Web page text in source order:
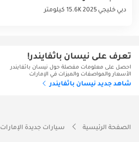
دبي خليجي 202515.6K كيلومتر
تعرف على نيسان باثفايندر!
احصل على معلومات مفصلة حول نيسان باثفايندر
الأسعار والمواصفات والميزات في الإمارات
شاهد جديد نيسان باثفايندر
الصفحة الرئيسية سيارات جديدة الإمارات